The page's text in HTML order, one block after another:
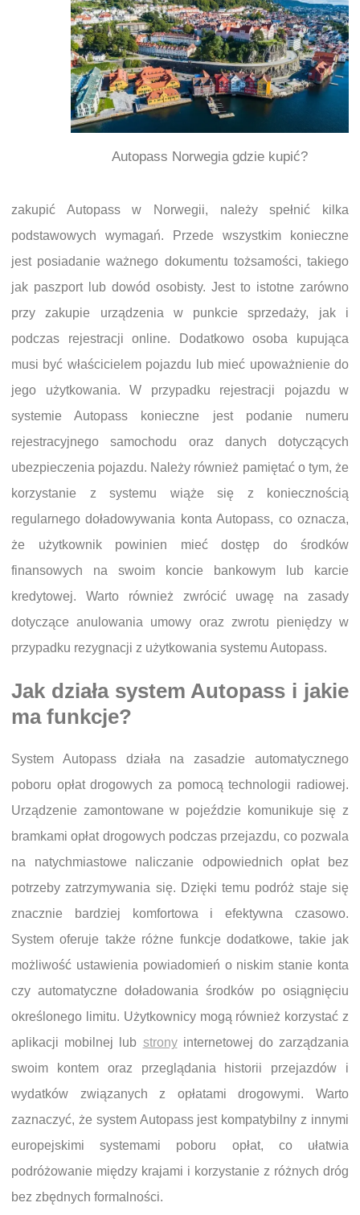
Autopass Norwegia gdzie kupić?
zakupić Autopass w Norwegii, należy spełnić kilka
podstawowych wymagań. Przede wszystkim konieczne
jest posiadanie ważnego dokumentu tożsamości, takiego
jak paszport lub dowód osobisty. Jest to istotne zarówno
przy zakupie urządzenia w punkcie sprzedaży, jak i
podczas rejestracji online. Dodatkowo osoba kupująca
musi być właścicielem pojazdu lub mieć upoważnienie do
jego użytkowania. W przypadku rejestracji pojazdu w
systemie Autopass konieczne jest podanie numeru
rejestracyjnego samochodu oraz danych dotyczących
ubezpieczenia pojazdu. Należy również pamiętać o tym, że
korzystanie z systemu wiąże się z koniecznością
regularnego doładowywania konta Autopass, co oznacza,
że użytkownik powinien mieć dostęp do środków
finansowych na swoim koncie bankowym lub karcie
kredytowej. Warto również zwrócić uwagę na zasady
dotyczące anulowania umowy oraz zwrotu pieniędzy w
przypadku rezygnacji z użytkowania systemu Autopass.
Jak działa system Autopass i jakie
ma funkcje?
System Autopass działa na zasadzie automatycznego
poboru opłat drogowych za pomocą technologii radiowej.
Urządzenie zamontowane w pojeździe komunikuje się z
bramkami opłat drogowych podczas przejazdu, co pozwala
na natychmiastowe naliczanie odpowiednich opłat bez
potrzeby zatrzymywania się. Dzięki temu podróż staje się
znacznie bardziej komfortowa i efektywna czasowo.
System oferuje także różne funkcje dodatkowe, takie jak
możliwość ustawienia powiadomień o niskim stanie konta
czy automatyczne doładowania środków po osiągnięciu
określonego limitu. Użytkownicy mogą również korzystać z
aplikacji mobilnej lub stronyinternetowej do zarządzania
swoim kontem oraz przeglądania historii przejazdów i
wydatków związanych z opłatami drogowymi. Warto
zaznaczyć, że system Autopass jest kompatybilny z innymi
europejskimi systemami poboru opłat, co ułatwia
podróżowanie między krajami i korzystanie z różnych dróg
bez zbędnych formalności.